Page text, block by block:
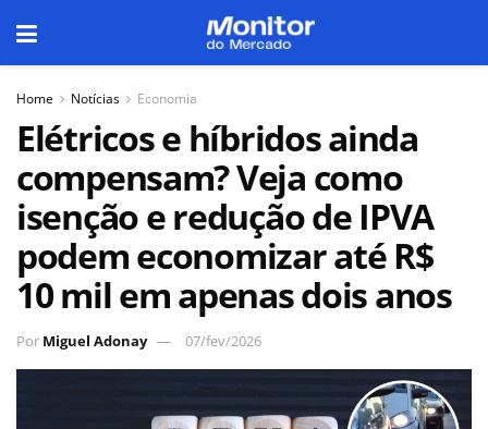
Home Notícias Economia
Elétricos e híbridos ainda
compensam? Veja como
isenção e redução de IPVA
podem economizar até R$
10 mil em apenas dois anos
Por Miguel Adonay 07/fev/2026